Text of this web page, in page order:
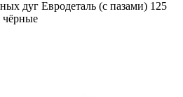
дуг Евродеталь (с пазами) 125
чёрные